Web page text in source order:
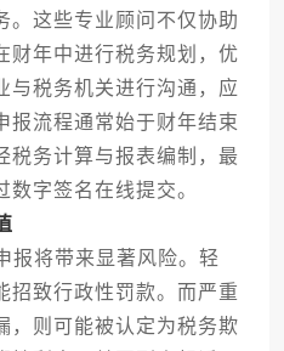
。这些专业顾问不仅协助
财年中进行税务规划，优
与税务机关进行沟通，应
报流程通常始于财年结束
税务计算与报表编制，最
字签名在线提交。
将带来显著风险。轻
招致行政性罚款。而严重
，则可能被认定为税务欺